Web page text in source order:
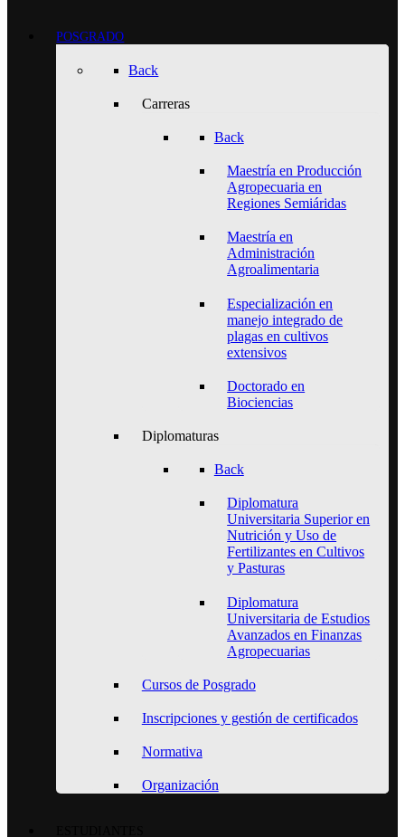
POSGRADO
Back
Carreras
Back
Maestría en Producción
Agropecuaria en
Regiones Semiáridas
Maestría en
Administración
Agroalimentaria
Especialización en
manejo integrado de
plagas en cultivos
extensivos
Doctorado en
Biociencias
Diplomaturas
Back
Diplomatura
Universitaria Superior en
Nutrición y Uso de
Fertilizantes en Cultivos
y Pasturas
Diplomatura
Universitaria de Estudios
Avanzados en Finanzas
Agropecuarias
Cursos de Posgrado
Inscripciones y gestión de certificados
Normativa
Organización